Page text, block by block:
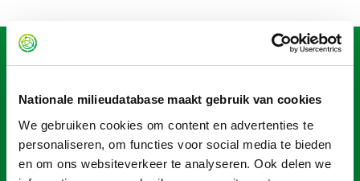
Nationale milieudatabase maakt gebruik van cookies
We gebruiken cookies om content en advertenties te
personaliseren, om functies voor social media te bieden
en om ons websiteverkeer te analyseren. Ook delen we
Update frequentie, versies en peildatum
De NMD wordt dagelijks bijgewerkt. Zodra een erkende
publicatie bevestigt via het online invoerplatform, wordt de
data de volgende dag opgenomen in de NMD. De NMD werkt
niet met versienummers, maar hanteert een peildatum.